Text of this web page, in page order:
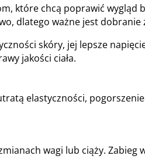
które chcą poprawić
dlatego ważne jest
skóry, jej lepsze
jakości ciała.
elastyczności,
wagi lub ciąży. Zabieg